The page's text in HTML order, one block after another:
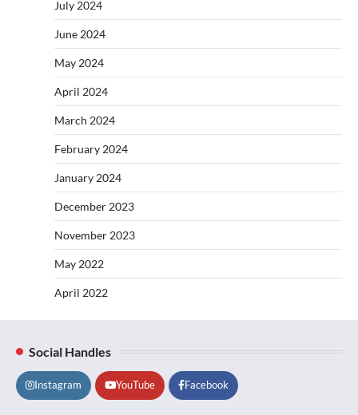
July 2024
June 2024
May 2024
April 2024
March 2024
February 2024
January 2024
December 2023
November 2023
May 2022
April 2022
Social Handles
Instagram YouTube Facebook